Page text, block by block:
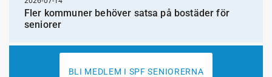
Fler kommuner behöver satsa på bostäder för
seniorer
BLI MEDLEM I SPF SENIORERNA